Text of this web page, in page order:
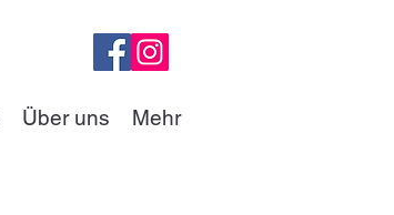
Über uns Mehr